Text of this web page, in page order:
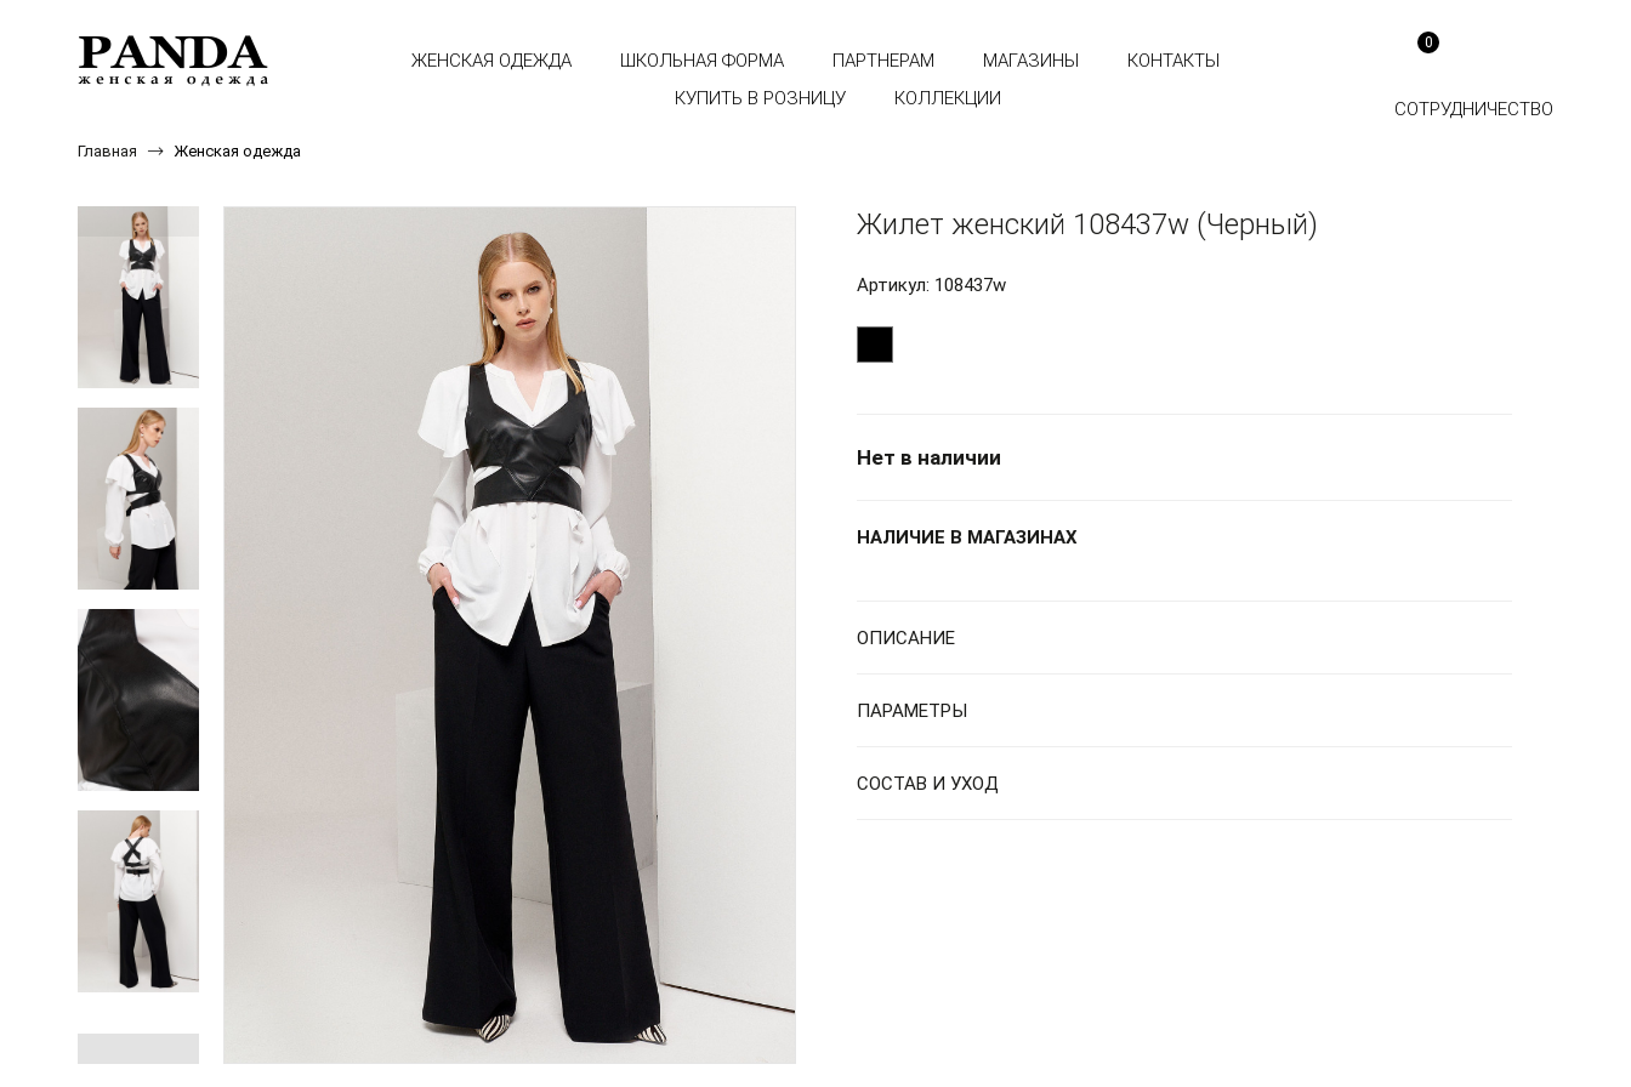
0
СОТРУДНИЧЕСТВО
ЖЕНСКАЯ ОДЕЖДА ШКОЛЬНАЯ ФОРМА ПАРТНЕРАМ МАГАЗИНЫ
КОНТАКТЫ
КУПИТЬ В РОЗНИЦУ
КОЛЛЕКЦИИ
Главная Женская одежда
Жилет женский 108437w (Черный)
Артикул: 108437w
Нет в наличии
НАЛИЧИЕ В МАГАЗИНАХ
ОПИСАНИЕ
ПАРАМЕТРЫ
СОСТАВ И УХОД